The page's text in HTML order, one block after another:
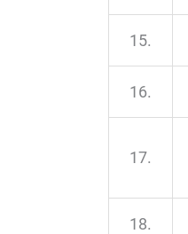
15.
16.
17.
18.